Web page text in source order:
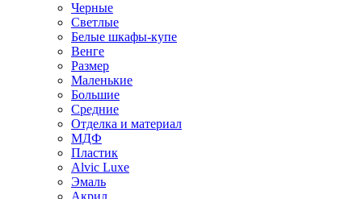
Черные
Светлые
Белые шкафы-купе
Венге
Размер
Маленькие
Большие
Средние
Отделка и материал
МДФ
Пластик
Alvic Luxe
Эмаль
Акрил